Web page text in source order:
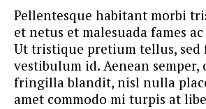
Pellentesque habitant morbi
et netus et malesuada fames
Ut tristique pretium tellus, sed
vestibulum id. Aenean semper,
fringilla blandit, nisl nulla
amet commodo mi turpis at